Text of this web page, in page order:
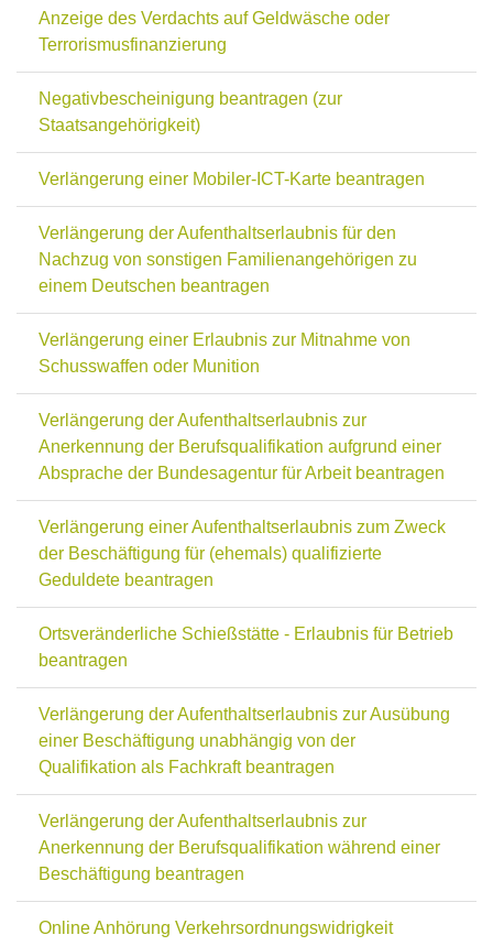
Anzeige des Verdachts auf Geldwäsche oder
Terrorismusfinanzierung
Negativbescheinigung beantragen (zur
Staatsangehörigkeit)
Verlängerung einer Mobiler-ICT-Karte beantragen
Verlängerung der Aufenthaltserlaubnis für den
Nachzug von sonstigen Familienangehörigen zu
einem Deutschen beantragen
Verlängerung einer Erlaubnis zur Mitnahme von
Schusswaffen oder Munition
Verlängerung der Aufenthaltserlaubnis zur
Anerkennung der Berufsqualifikation aufgrund einer
Absprache der Bundesagentur für Arbeit beantragen
Verlängerung einer Aufenthaltserlaubnis zum Zweck
der Beschäftigung für (ehemals) qualifizierte
Geduldete beantragen
Ortsveränderliche Schießstätte - Erlaubnis für Betrieb
beantragen
Verlängerung der Aufenthaltserlaubnis zur Ausübung
einer Beschäftigung unabhängig von der
Qualifikation als Fachkraft beantragen
Verlängerung der Aufenthaltserlaubnis zur
Anerkennung der Berufsqualifikation während einer
Beschäftigung beantragen
Online Anhörung Verkehrsordnungswidrigkeit